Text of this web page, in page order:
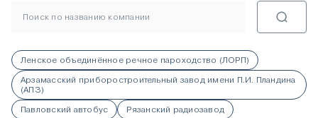
Ленское объединённое речное пароходство (ЛОРП)
Арзамасский приборостроительный завод имени П.И. Пландина
(АПЗ)
Павловский автобус
Рязанский радиозавод